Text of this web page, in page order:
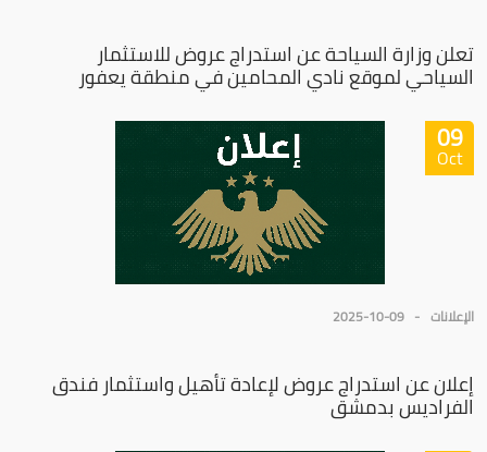
تعلن وزارة السياحة عن استدراج عروض للاستثمار
السياحي لموقع نادي المحامين في منطقة يعفور
09
Oct
الإعلانات 2025-10-09
إعلان عن استدراج عروض لإعادة تأهيل واستثمار فندق
الفراديس بدمشق